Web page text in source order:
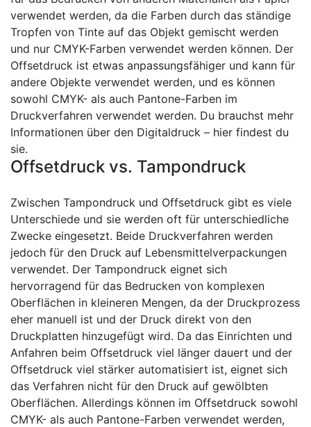
verwendet werden, da die Farben durch das ständige
Tropfen von Tinte auf das Objekt gemischt werden
und nur CMYK-Farben verwendet werden können. Der
Offsetdruck ist etwas anpassungsfähiger und kann für
andere Objekte verwendet werden, und es können
sowohl CMYK- als auch Pantone-Farben im
Druckverfahren verwendet werden. Du brauchst mehr
Informationen über den Digitaldruck – hier findest du
sie.
Offsetdruck vs. Tampondruck
Zwischen Tampondruck und Offsetdruck gibt es viele
Unterschiede und sie werden oft für unterschiedliche
Zwecke eingesetzt. Beide Druckverfahren werden
jedoch für den Druck auf Lebensmittelverpackungen
verwendet. Der Tampondruck eignet sich
hervorragend für das Bedrucken von komplexen
Oberflächen in kleineren Mengen, da der Druckprozess
eher manuell ist und der Druck direkt von den
Druckplatten hinzugefügt wird. Da das Einrichten und
Anfahren beim Offsetdruck viel länger dauert und der
Offsetdruck viel stärker automatisiert ist, eignet sich
das Verfahren nicht für den Druck auf gewölbten
Oberflächen. Allerdings können im Offsetdruck sowohl
CMYK- als auch Pantone-Farben verwendet werden,